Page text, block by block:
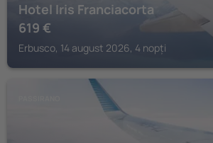
Hotel Iris Franciacorta
619 €
Erbusco, 14 august 2026, 4 nopți